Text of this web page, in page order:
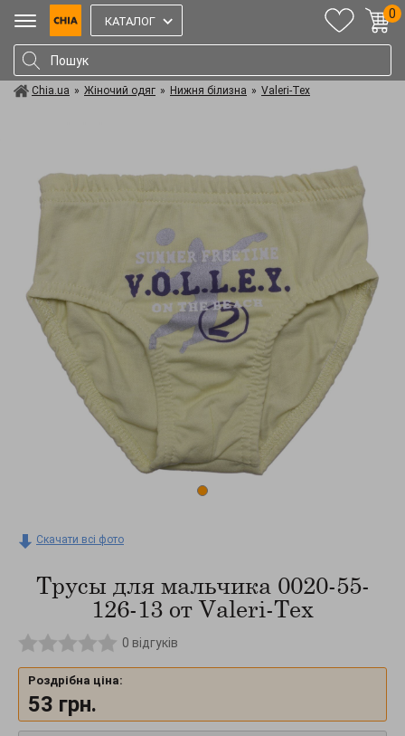
КАТАЛОГ
0
Chia.ua » Жіночий одяг » Нижня білизна » Valeri-Tex
Скачати всі фото
Трусы для мальчика 0020-55-
126-13 от Valeri-Tex
0 відгуків
Роздрібна ціна:
53 грн.